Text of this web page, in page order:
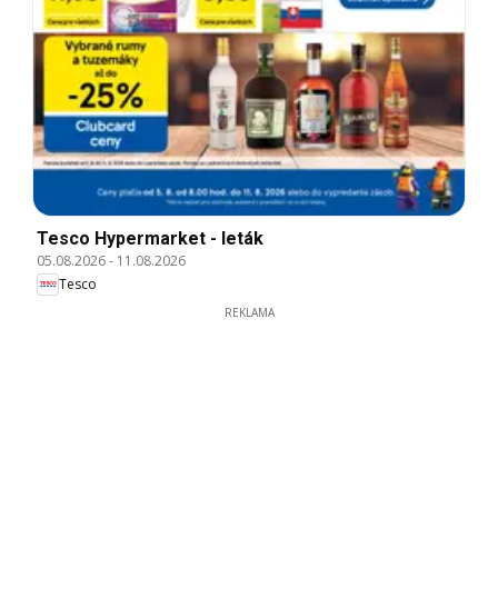
Tesco Hypermarket - leták
05.08.2026- 11.08.2026
Tesco
REKLAMA